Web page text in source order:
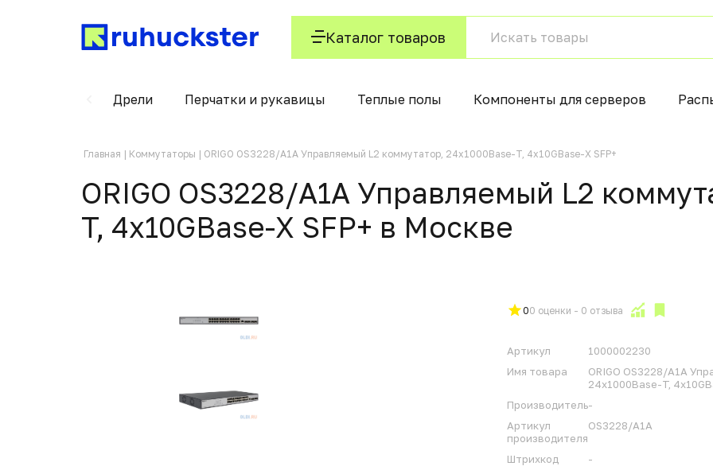
Каталог товаров
Дрели Перчатки и рукавицы Теплые полы Компоненты для серверов
Главная Коммутаторы ORIGO OS3228/A1A Управляемый L2 коммутатор, 24x1000Base-T, 4x10GBase-X SFP+
ORIGO OS3228/A1A Управляемый L2
T, 4x10GBase-X SFP+ в Москвe
00 оценки - 0 отзыва
Артикул
1000002230
Имя товара
ORIGO OS3228/A1A
24x1000Base-T,
Производитель-
Артикул
производителя
OS3228/A1A
Штрихкод
-